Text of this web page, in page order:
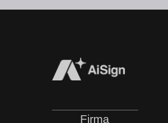
Firma